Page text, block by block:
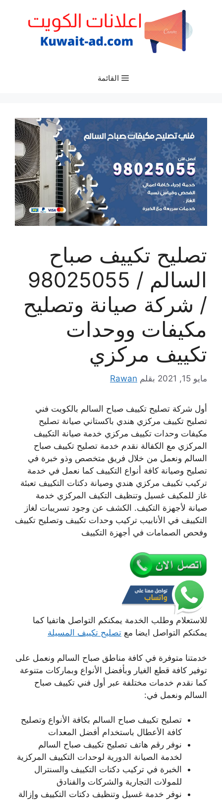
القائمة
تصليح تكييف صباح
السالم / 98025055
/ شركة صيانة وتصليح
مكيفات ووحدات
تكييف مركزي
مايو 15, 2021 بقلم Rawan
أول شركة تصليح تكييف صباح السالم بالكويت فني
تصليح تكييف مركزي هندي باكستاني صيانة تصليح
مكيفات وحدات تكييف مركزي خدمة صيانة التكييف
المركزي مع الكفالة نقدم خدمة تصليح تكييف صباح
السالم ونعمل من خلال فريق متخصص وذو خبرة في
تصليح وصيانة كافة أنواع التكييف كما نعمل في خدمة
تركيب تكييف مركزي هندي وصيانة دكتات التكييف تعبئة
غاز للمكيف غسيل وتنظيف التكيف المركزي خدمة
صيانة لأجهزة التكيف. الكشف عن وجود تسريبات لغاز
التكييف في الأنابيب تركيب وحدات تكييف وتصليح تكييف
وفحص الصمامات في أجهزة التكييف
للاستعلام وطلب الخدمة يمكنكم التواصل هاتفيا كما
يمكنكم التواصل ايضا مع تصليح تكييف المسيلة
خدمتنا متوفرة في كافة مناطق صباح السالم ونعمل على
توفير كافة قطع الغيار وبأفضل الأنواع وبماركات متنوعة
كما نقدم خدمات مختلفة عبر أول فني تكييف صباح
السالم ونعمل في:
تصليح تكييف صباح السالم بكافة الأنواع وتصليح
كافة الأعطال باستخدام أفضل المعدات
نوفر رقم هاتف تصليح تكييف صباح السالم
لخدمة الصيانة الدورية لوحدات التكييف المركزية
الخبرة في تركيب دكتات التكييف والسنترال
للمولات التجارية والشركات والفنادق
نوفر خدمة غسيل وتنظيف دكتات التكييف وإزالة